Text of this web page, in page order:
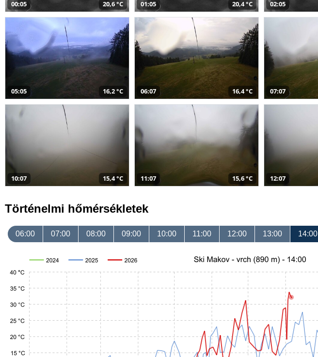
00:05 20,6 °C 01:05 20,4 °C 02:05
05:05 16,2 °C 06:07 16,4 °C 07:07
10:07 15,4 °C 11:07 15,6 °C 12:07
Történelmi hőmérsékletek
06:00 07:00 08:00 09:00 10:00 11:00 12:00 13:00 14:00